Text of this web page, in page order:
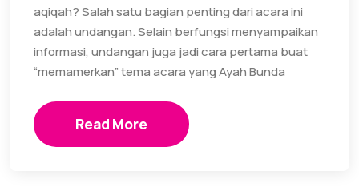
aqiqah? Salah satu bagian penting dari acara ini
adalah undangan. Selain berfungsi menyampaikan
informasi, undangan juga jadi cara pertama buat
“memamerkan” tema acara yang Ayah Bunda
Read More